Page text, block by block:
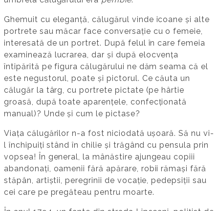
Ghemuit cu eleganță, călugărul vinde icoane și alte
portrete sau măcar face conversație cu o femeie,
interesată de un portret. După felul în care femeia
examinează lucrarea, dar și după elocvența
întipărită pe figura călugărului ne dăm seama că el
este negustorul, poate și pictorul. Ce căuta un
călugăr la târg, cu portrete pictate (pe hârtie
groasă, după toate aparențele, confecționată
manual)? Unde și cum le pictase?
Viața călugărilor n-a fost niciodată ușoară. Să nu vi-
l închipuiți stând în chilie și trăgând cu pensula prin
vopsea! În general, la mânăstire ajungeau copiii
abandonați, oamenii fără apărare, robii rămași fără
stăpân, artiștii, peregrinii de vocație, pedepsiții sau
cei care pe pregăteau pentru moarte.